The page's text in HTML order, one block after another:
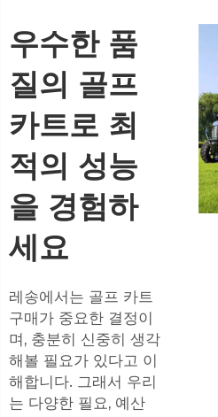
우수한 품
질의 골프
카트로 최
적의 성능
을 경험하
세요
레송에서는 골프 카트
구매가 중요한 결정이
며, 충분히 신중히 생각
해볼 필요가 있다고 이
해합니다. 그래서 우리
는 다양한 필요, 예산